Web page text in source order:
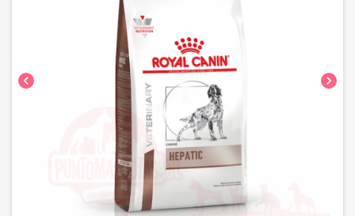
chevron_left chevron_right